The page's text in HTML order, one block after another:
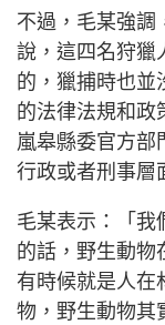
不過，毛某強調
說，這四名狩獵
的，獵捕時也並
的法律法規和政
嵐皋縣委官方部
行政或者刑事層
毛某表示：「我
的話，野生動物
有時候就是人在
物，野生動物其